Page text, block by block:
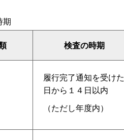
期
検査の時期
履行完了通知を受けた
日から１４日以内
（ただし年度内）